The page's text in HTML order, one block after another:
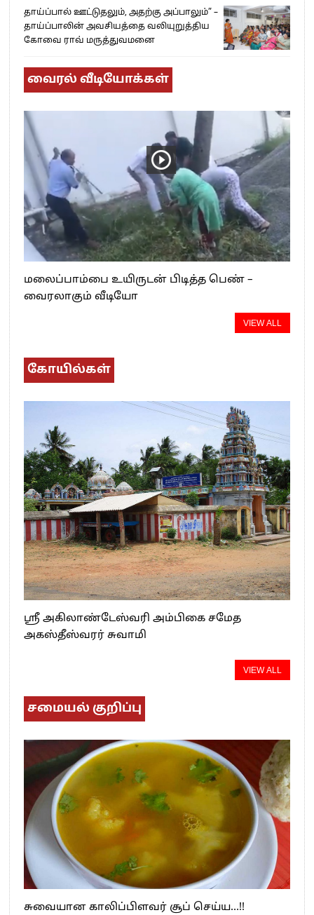
தாய்ப்பால் ஊட்டுதலும், அதற்கு அப்பாலும்” –
தாய்ப்பாலின் அவசியத்தை வலியுறுத்திய
கோவை ராவ் மருத்துவமனை
வைரல் வீடியோக்கள்
மலைப்பாம்பை உயிருடன் பிடித்த பெண் –
வைரலாகும் வீடியோ
VIEW ALL
கோயில்கள்
ஸ்ரீ அகிலாண்டேஸ்வரி அம்பிகை சமேத
அகஸ்தீஸ்வரர் சுவாமி
VIEW ALL
சமையல் குறிப்பு
சுவையான காலிப்பிளவர் சூப் செய்ய…!!